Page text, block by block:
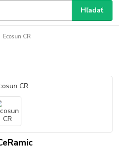
Hľadať
Ecosun CR